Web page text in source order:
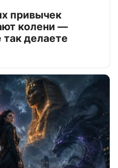
привычек
колени —
делаете